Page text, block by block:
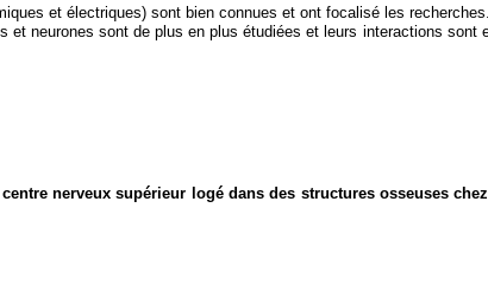
et électriques) sont bien connues et ont focalisé les recherches.
et neurones sont de plus en plus étudiées et leurs interactions sont
nerveux supérieur logé dans des structures osseuses